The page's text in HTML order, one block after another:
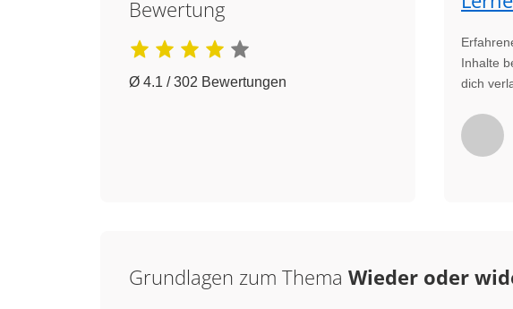
Bewertung
Ø 4.1 / 302 Bewertungen
Inhalte
dich
Grundlagen zum Thema Wieder oder